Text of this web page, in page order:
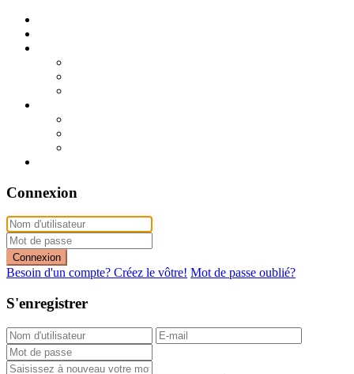
Connexion
Connexion
Besoin d'un compte? Créez le vôtre! Mot de passe oublié?
S'enregistrer